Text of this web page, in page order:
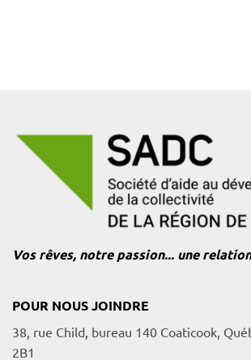
Vos rêves, notre passion... une
POUR NOUS JOINDRE
38, rue Child, bureau 140 Coaticook,
2B1